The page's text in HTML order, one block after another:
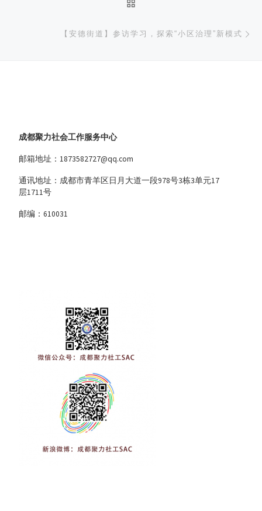
【安德街道】参访学习，探索“小区治理”新模式
成都聚力社会工作服务中心
邮箱地址：1873582727@qq.com
通讯地址：成都市青羊区日月大道一段978号3栋3单元17
层1711号
邮编：610031